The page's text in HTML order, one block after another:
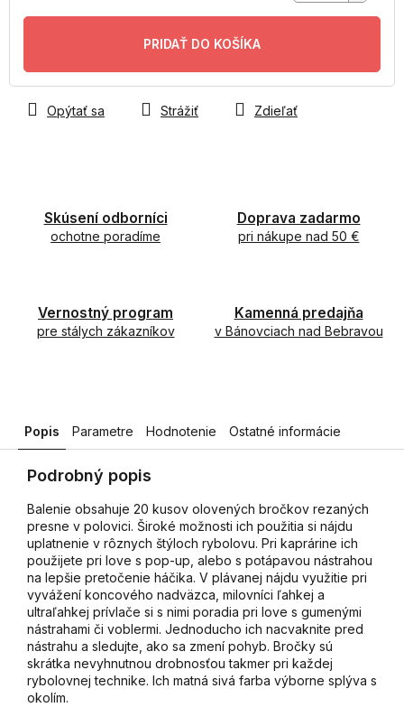
PRIDAŤ DO KOŠÍKA
Skúsení odborníci
ochotne poradíme
Doprava zadarmo
pri nákupe nad 50 €
Vernostný program
pre stálych zákazníkov
Kamenná predajňa
v Bánovciach nad Bebravou
Opýtať sa Strážiť Zdieľať
Popis Parametre Hodnotenie Ostatné informácie
Podrobný popis
Balenie obsahuje 20 kusov olovených bročkov rezaných
presne v polovici. Široké možnosti ich použitia si nájdu
uplatnenie v rôznych štýloch rybolovu. Pri kaprárine ich
použijete pri love s pop-up, alebo s potápavou nástrahou
na lepšie pretočenie háčika. V plávanej nájdu využitie pri
vyvážení koncového nadväzca, milovníci ľahkej a
ultraľahkej prívlače si s nimi poradia pri love s gumenými
nástrahami či voblermi. Jednoducho ich nacvaknite pred
nástrahu a sledujte, ako sa zmení pohyb. Bročky sú
skrátka nevyhnutnou drobnosťou takmer pri každej
rybolovnej technike. Ich matná sivá farba výborne splýva s
okolím.